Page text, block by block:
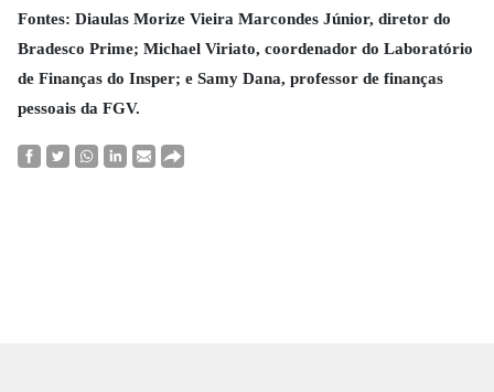
Fontes: Diaulas Morize Vieira Marcondes Júnior, diretor do
Bradesco Prime; Michael Viriato, coordenador do Laboratório
de Finanças do Insper; e Samy Dana, professor de finanças
pessoais da FGV.